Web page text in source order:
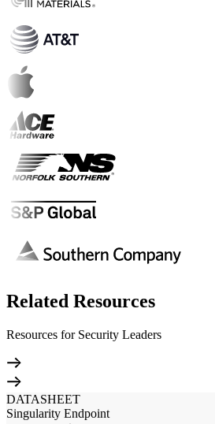
Related Resources
Resources for Security Leaders
DATASHEET
Singularity Endpoint